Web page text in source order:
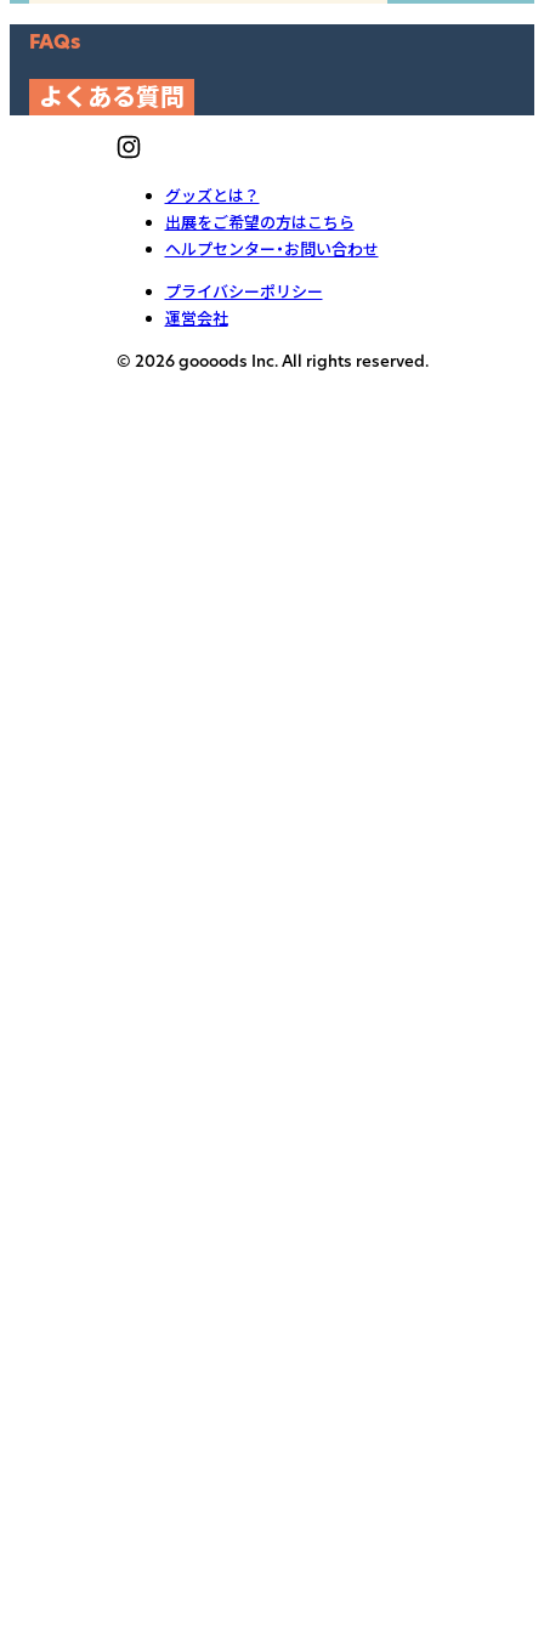
FAQs
よくある質問
グッズとは？
出展をご希望の方はこちら
ヘルプセンター・お問い合わせ
プライバシーポリシー
運営会社
© 2026 goooods Inc. All rights reserved.